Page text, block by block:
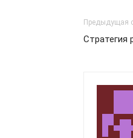
Предыдущая
Стратегия